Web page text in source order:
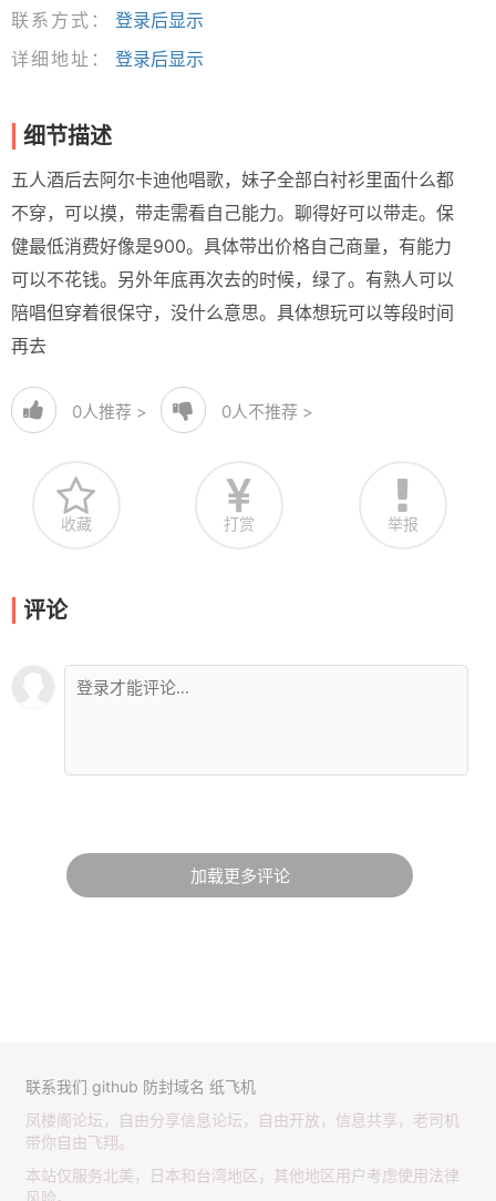
联系方式：
登录后显示
详细地址：
登录后显示
细节描述
五人酒后去阿尔卡迪他唱歌，妹子全部白衬衫里面什么都
不穿，可以摸，带走需看自己能力。聊得好可以带走。保
健最低消费好像是900。具体带出价格自己商量，有能力
可以不花钱。另外年底再次去的时候，绿了。有熟人可以
陪唱但穿着很保守，没什么意思。具体想玩可以等段时间
再去
0人推荐 > 0人不推荐 >
收藏 打赏 举报
评论
加载更多评论
联系我们 github 防封域名 纸飞机
凤楼阁论坛，自由分享信息论坛，自由开放，信息共享，老司机
带你自由飞翔。
本站仅服务北美，日本和台湾地区，其他地区用户考虑使用法律
风险。